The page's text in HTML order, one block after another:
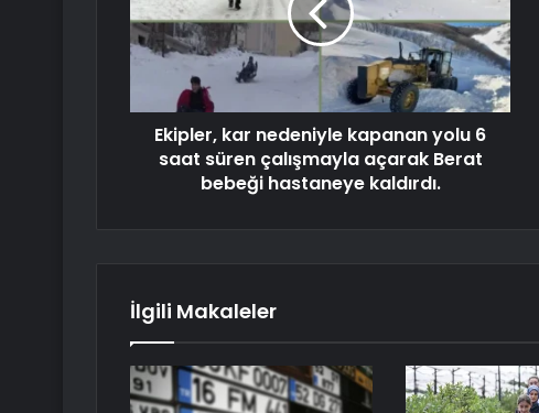
Ekipler, kar nedeniyle kapanan yolu 6
saat süren çalışmayla açarak Berat
bebeği hastaneye kaldırdı.
İlgili Makaleler